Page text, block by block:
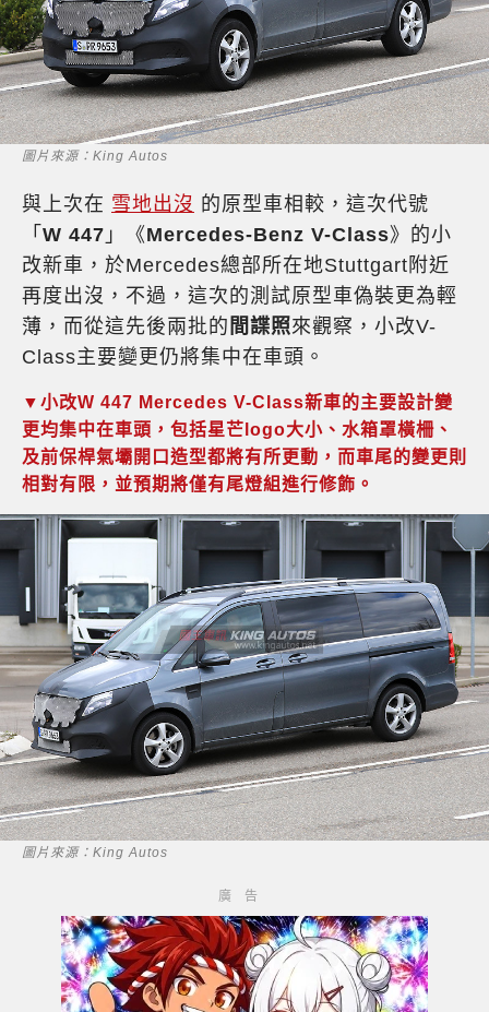
圖片來源：King Autos
與上次在 雪地出沒 的原型車相較，這次代號
「 W 447 」《Mercedes-Benz V-Class》的小
改新車，於Mercedes總部所在地Stuttgart附近
再度出沒，不過，這次的測試原型車偽裝更為輕
薄，而從這先後兩批的 間諜照來觀察，小改V-
Class主要變更仍將集中在車頭。
▼小改W 447 Mercedes V-Class新車的主要設計變
更均集中在車頭，包括星芒logo大小、水箱罩橫柵、
及前保桿氣壩開口造型都將有所更動，而車尾的變更則
相對有限，並預期將僅有尾燈組進行修飾。
圖片來源：King Autos